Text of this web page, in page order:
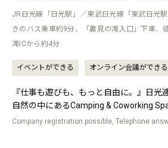
JR日光線「日光駅」／東武日光線「東武日光
きのバス乗車約9分、「裏見の滝入口」下車、
滝ICから約4分
イベントができる オンライン会議ができる
『仕事も遊びも、もっと自由に。』日光
自然の中にあるCamping & Coworking
Company registration possible, Telephone